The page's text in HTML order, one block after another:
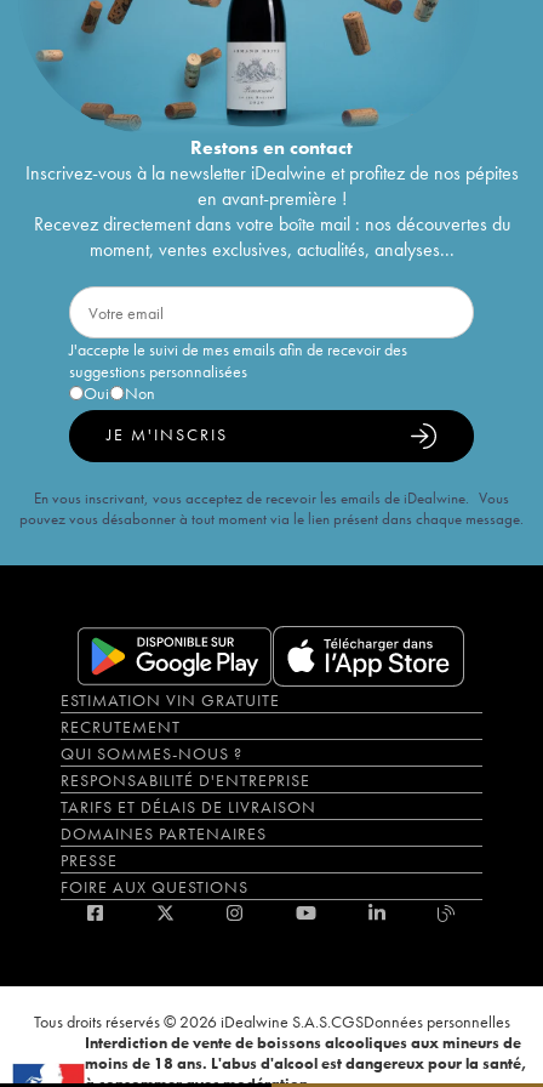
Restons encontact
Inscrivez-vous à la newsletter iDealwine et profitez de nos pépites
en avant-première !
Recevez directement dans votre boîte mail : nos découvertes du
moment, ventes exclusives, actualités, analyses...
J'accepte le suivi de mes emails afin de recevoir des
suggestions personnalisées
Oui
Non
JE M'INSCRIS
En vous inscrivant, vous acceptez de recevoir les emails de iDealwine. Vous
pouvez vous désabonner à tout moment via le lien présent dans chaque message.
ESTIMATION VIN GRATUITE
RECRUTEMENT
QUI SOMMES-NOUS ?
RESPONSABILITÉ D'ENTREPRISE
TARIFS ET DÉLAIS DE LIVRAISON
DOMAINES PARTENAIRES
PRESSE
FOIRE AUX QUESTIONS
Tous droits réservés © 2026 iDealwine S.A.S.CGSDonnées personnelles
Interdiction de vente de boissons alcooliques aux mineurs de
moins de 18 ans. L'abus d'alcool est dangereux pour la santé,